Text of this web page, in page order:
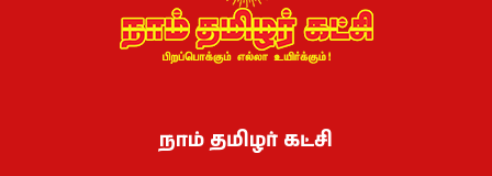
நாம் தமிழர் கட்சி